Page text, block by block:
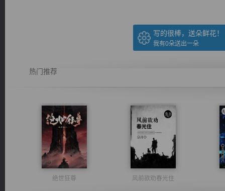
写的很棒，送朵鲜花！
我有0朵送出一朵
热门推荐
绝世狂尊 风前欲劝春光住